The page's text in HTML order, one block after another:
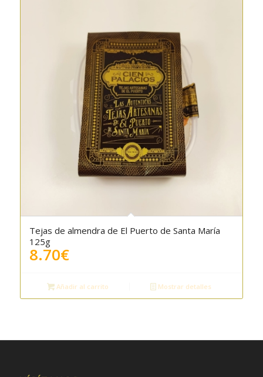
4.00
Tejas de almendra de El Puerto de Santa María
125g
8.70€
Añadir al carrito Mostrar detalles